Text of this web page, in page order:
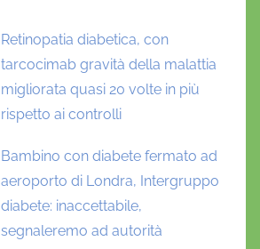
Retinopatia diabetica, con
tarcocimab gravità della malattia
migliorata quasi 20 volte in più
rispetto ai controlli
Bambino con diabete fermato ad
aeroporto di Londra, Intergruppo
diabete: inaccettabile,
segnaleremo ad autorità